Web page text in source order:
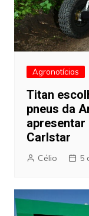
Agronotícias
Titan
pneus da
apresentar
Carlstar
Célio 5